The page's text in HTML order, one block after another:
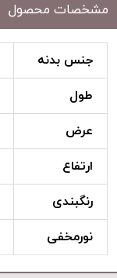
مشخصات محصول
جنس بدنه
طول
عرض
ارتفاع
رنگبندی
نورمخفی